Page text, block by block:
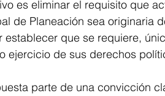
es eliminar el requisito que
de Planeación sea originaria
establecer que se requiere,
ejercicio de sus derechos
parte de una convicción